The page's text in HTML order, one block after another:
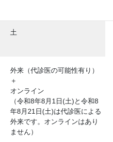
土
外来（代診医の可能性有り）
＋
オンライン
（令和8年8月1日(土)と令和8
年8月21日(土)は代診医による
外来です。オンラインはあり
ません）